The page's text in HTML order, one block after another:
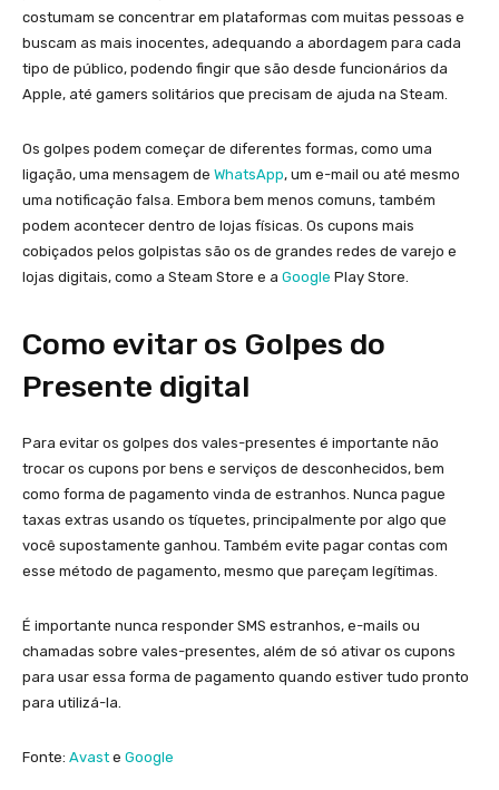
costumam se concentrar em plataformas com muitas pessoas e
buscam as mais inocentes, adequando a abordagem para cada
tipo de público, podendo fingir que são desde funcionários da
Apple, até gamers solitários que precisam de ajuda na Steam.
Os golpes podem começar de diferentes formas, como uma
ligação, uma mensagem de WhatsApp, um e-mail ou até mesmo
uma notificação falsa. Embora bem menos comuns, também
podem acontecer dentro de lojas físicas. Os cupons mais
cobiçados pelos golpistas são os de grandes redes de varejo e
lojas digitais, como a Steam Store e a Google Play Store.
Como evitar os Golpes do
Presente digital
Para evitar os golpes dos vales-presentes é importante não
trocar os cupons por bens e serviços de desconhecidos, bem
como forma de pagamento vinda de estranhos. Nunca pague
taxas extras usando os tíquetes, principalmente por algo que
você supostamente ganhou. Também evite pagar contas com
esse método de pagamento, mesmo que pareçam legítimas.
É importante nunca responder SMS estranhos, e-mails ou
chamadas sobre vales-presentes, além de só ativar os cupons
para usar essa forma de pagamento quando estiver tudo pronto
para utilizá-la.
Fonte: Avast e Google